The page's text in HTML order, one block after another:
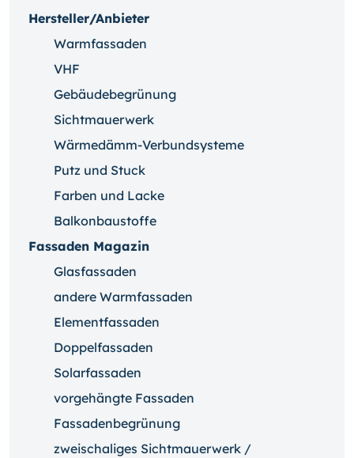
Hersteller/Anbieter
Warmfassaden
VHF
Gebäudebegrünung
Sichtmauerwerk
Wärmedämm-Verbundsysteme
Putz und Stuck
Farben und Lacke
Balkonbaustoffe
Fassaden Magazin
Glasfassaden
andere Warmfassaden
Elementfassaden
Doppelfassaden
Solarfassaden
vorgehängte Fassaden
Fassadenbegrünung
zweischaliges Sichtmauerwerk /